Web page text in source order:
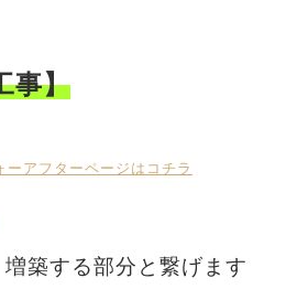
事】
ーアフターページはコチラ
築する部分と繋げます